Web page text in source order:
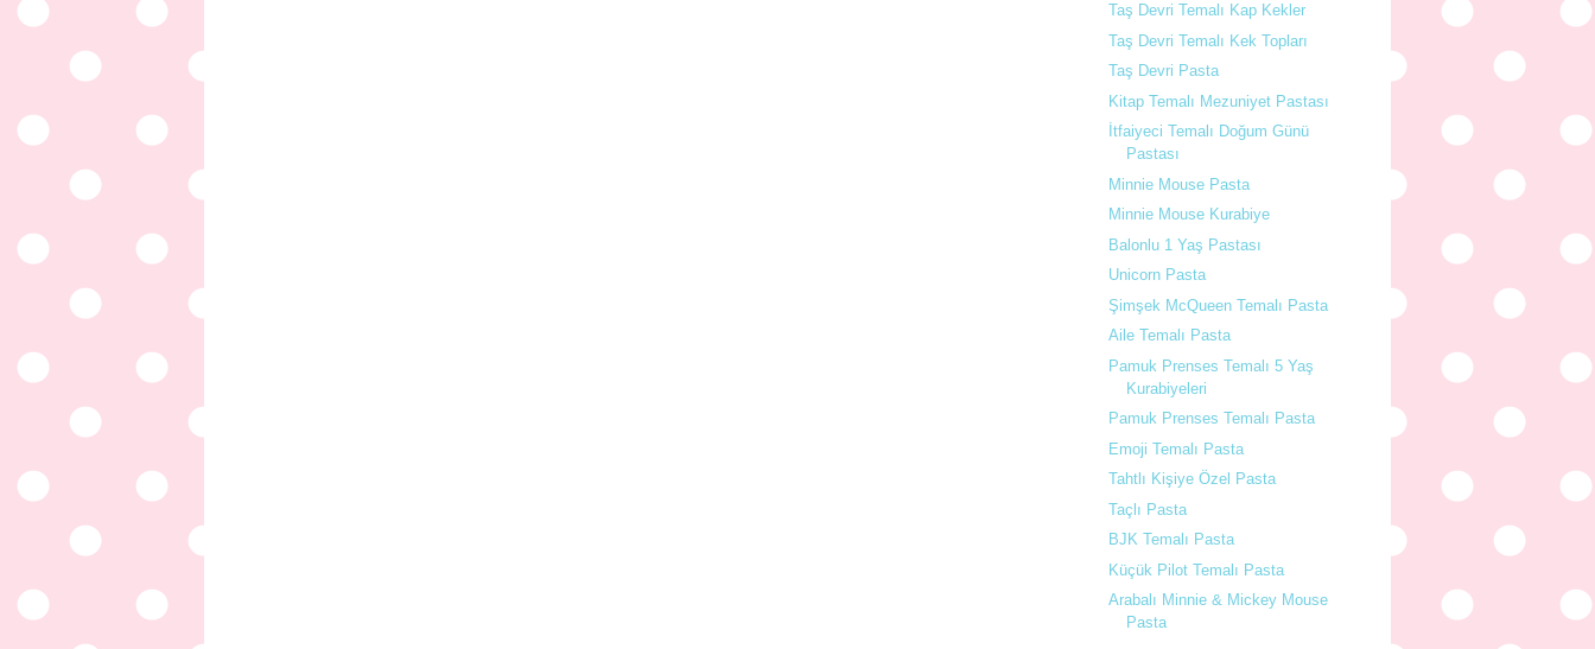
Taş Devri Temalı Kap Kekler
Taş Devri Temalı Kek Topları
Taş Devri Pasta
Kitap Temalı Mezuniyet Pastası
İtfaiyeci Temalı Doğum Günü
Pastası
Minnie Mouse Pasta
Minnie Mouse Kurabiye
Balonlu 1 Yaş Pastası
Unicorn Pasta
Şimşek McQueen Temalı Pasta
Aile Temalı Pasta
Pamuk Prenses Temalı 5 Yaş
Kurabiyeleri
Pamuk Prenses Temalı Pasta
Emoji Temalı Pasta
Tahtlı Kişiye Özel Pasta
Taçlı Pasta
BJK Temalı Pasta
Küçük Pilot Temalı Pasta
Arabalı Minnie & Mickey Mouse
Pasta